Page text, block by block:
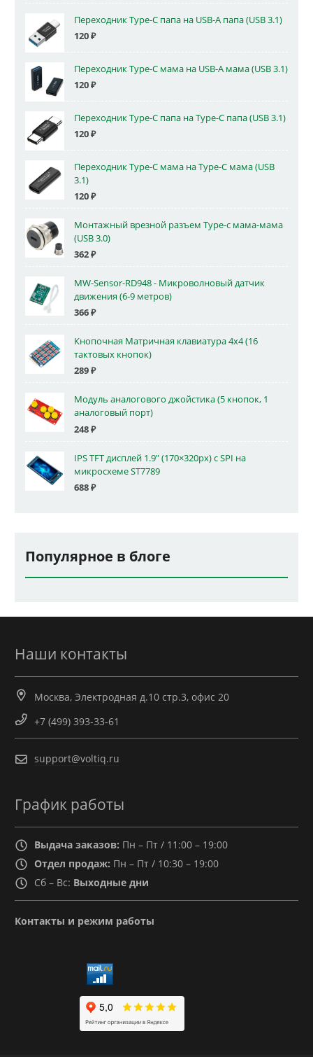
Переходник Type-C папа на USB-A папа (USB 3.1)
120₽
Переходник Type-C мама на USB-A мама (USB 3.1)
120₽
Переходник Type-C папа на Type-C папа (USB 3.1)
120₽
Переходник Type-C мама на Type-C мама (USB
3.1)
120₽
Монтажный врезной разъем Type-c мама-мама
(USB 3.0)
362₽
MW-Sensor-RD948 - Микроволновый датчик
движения (6-9 метров)
366₽
Кнопочная Матричная клавиатура 4x4 (16
тактовых кнопок)
289₽
Модуль аналогового джойстика (5 кнопок, 1
аналоговый порт)
248₽
IPS TFT дисплей 1.9" (170×320px) с SPI на
микросхеме ST7789
688₽
Популярное в блоге
Наши контакты
Москва, Электродная д.10 стр.3, офис 20
+7 (499) 393-33-61
support@voltiq.ru
График работы
Выдача заказов: Пн – Пт / 11:00 – 19:00
Отдел продаж: Пн – Пт / 10:30 – 19:00
Сб – Вс: Выходные дни
Контакты и режим работы